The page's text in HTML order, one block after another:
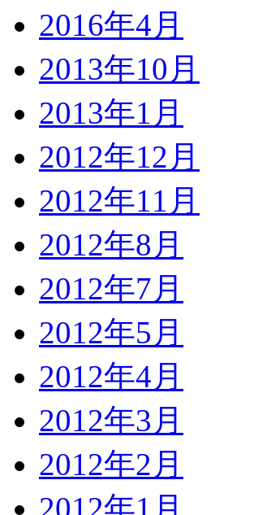
2016年4月
2013年10月
2013年1月
2012年12月
2012年11月
2012年8月
2012年7月
2012年5月
2012年4月
2012年3月
2012年2月